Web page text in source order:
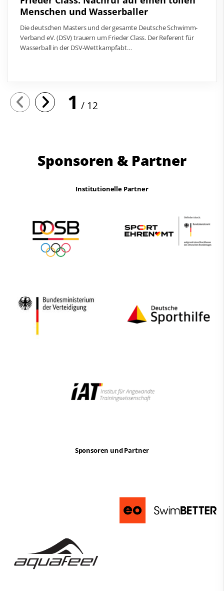
Menschen und Wasserballer
Die deutschen Masters und der gesamte Deutsche Schwimm-
Verband eV. (DSV) trauern um Frieder Class. Der Referent für
Wasserball in der DSV-Wettkampfabt…
1 12
Sponsoren & Partner
Institutionelle Partner
Sponsoren und Partner